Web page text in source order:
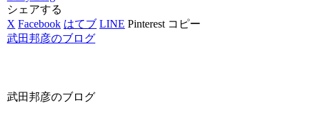
シェアする
X Facebook はてブ LINE Pinterest コピー
武田邦彦のブログ
武田邦彦のブログ